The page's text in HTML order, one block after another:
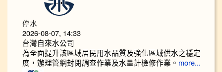
停水
2026-08-07, 14:33
台灣自來水公司
為全面提升該區域居民用水品質及強化區域供水之穩定
度，辦理管網封閉調查作業及水量計檢修作業。 more...